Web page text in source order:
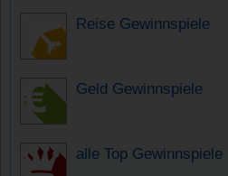
Reise Gewinnspiele
Geld Gewinnspiele
alle Top Gewinnspiele